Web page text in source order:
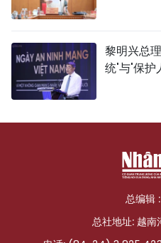
黎明兴总
统'与'保护
总编辑 :
总社地址: 越南